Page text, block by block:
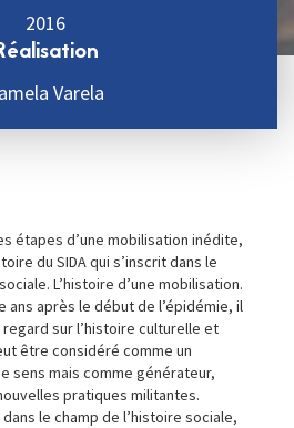
2016
Varela
étapes d’une mobilisation inédite,
du SIDA qui s’inscrit dans le
L’histoire d’une mobilisation.
ans après le début de l’épidémie, il
sur l’histoire culturelle et
être considéré comme un
sens mais comme générateur,
pratiques militantes.
le champ de l’histoire sociale,